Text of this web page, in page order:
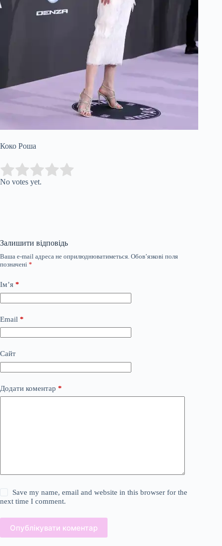
Коко Роша
Rate this item:
No votes yet.
Залишити відповідь
Ваша e-mail адреса не оприлюднюватиметься. Обов’язкові поля
позначені *
Ім’я *
Email *
Сайт
Додати коментар *
Save my name, email and website in this browser for the
next time I comment.
Опублікувати коментар